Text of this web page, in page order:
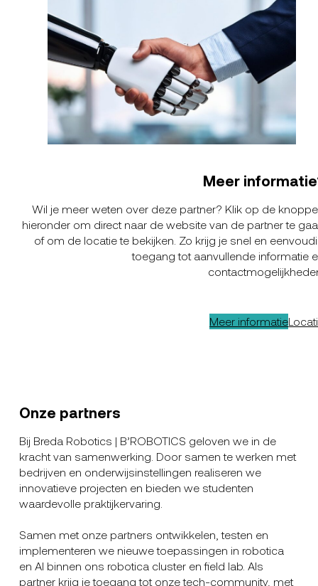
Meer
Wil je meer weten over deze partner? Klik op de
hieronder om direct naar de website van de partner te
of om de locatie te bekijken. Zo krijg je snel en
toegang tot aanvullende informatie
Meer informatie
Onze partners
Bij Breda Robotics | B’ROBOTICS geloven we in de
kracht van samenwerking. Door samen te werken met
bedrijven en onderwijsinstellingen realiseren we
innovatieve projecten en bieden we studenten
waardevolle praktijkervaring.
Samen met onze partners ontwikkelen, testen en
implementeren we nieuwe toepassingen in robotica
en AI binnen ons robotica cluster en field lab. Als
partner krijg je toegang tot onze tech-community, met